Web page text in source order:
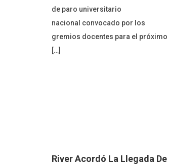
de paro universitario
nacional convocado por los
gremios docentes para el próximo
[…]
River Acordó La Llegada De